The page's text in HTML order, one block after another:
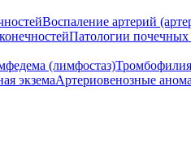
Воспаление артерий
Патологии почечных
(лимфостаз)Тромбофилия
экземаАртериовенозные